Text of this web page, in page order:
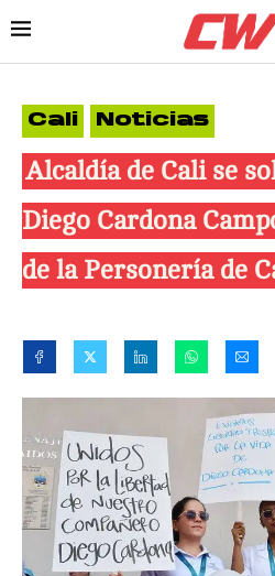
Cali Noticias
Alcaldía de Cali se
Diego Cardona
de la Personería de